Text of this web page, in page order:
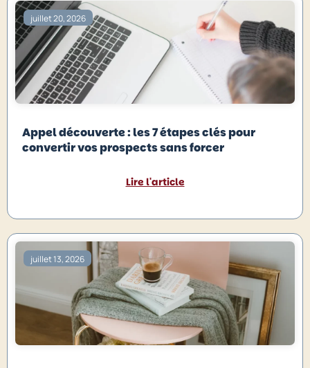
juillet 20, 2026
Appel découverte : les 7 étapes clés pour
convertir vos prospects sans forcer
Lire l'article
juillet 13, 2026